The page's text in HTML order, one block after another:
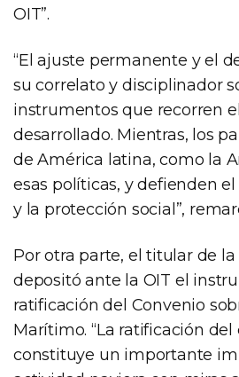
OIT”.
“El ajuste permanente y el
su correlato y disciplinador
instrumentos que recorren
desarrollado. Mientras, los
de América latina, como la
esas políticas, y defienden
y la protección social”,
Por otra parte, el titular de la
depositó ante la OIT el
ratificación del Convenio
Marítimo. “La ratificación del
constituye un importante